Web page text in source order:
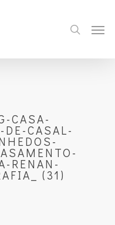
CASA-
DE-CASAL-
RENAN-
(31)